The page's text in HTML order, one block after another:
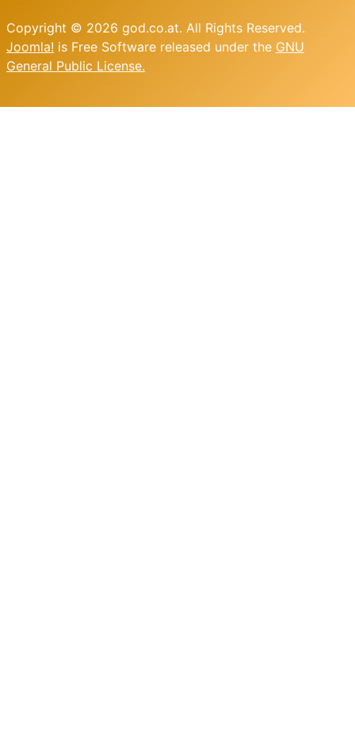
Copyright © 2026 god.co.at. All Rights Reserved.
Joomla! is Free Software released under the GNU
General Public License.